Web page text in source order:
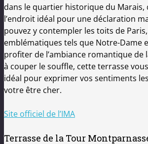
dans le quartier historique du Marais,
l’endroit idéal pour une déclaration
pouvez y contempler les toits de
emblématiques tels que Notre-Dame
profiter de l’ambiance romantique de
à couper le souffle, cette terrasse
idéal pour exprimer vos sentiments
votre être cher.
Site officiel de l’IMA
Terrasse de la Tour